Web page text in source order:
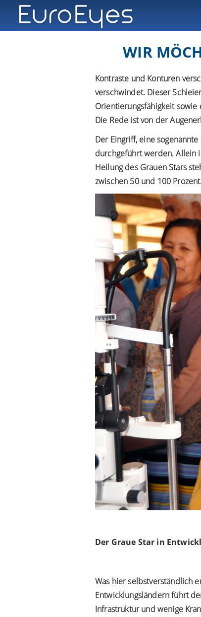
WIR
Kontraste und Konturen
verschwindet. Dieser
Orientierungsfähigkeit
Die Rede ist von der
Der Eingriff, eine
durchgeführt werden. Allein
Heilung des Grauen Stars
zwischen 50 und 100 Prozent.
Der Graue Star in
Was hier selbstverständlich
Entwicklungsländern führt
Infrastruktur und wenige